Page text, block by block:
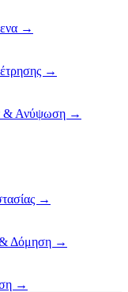
→
→
& Ανύψωση →
→
Δόμηση →
→